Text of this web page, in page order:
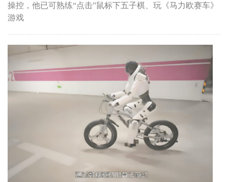
操控，他已可熟练“点击”鼠标下五子棋、玩《马力欧赛车》
游戏